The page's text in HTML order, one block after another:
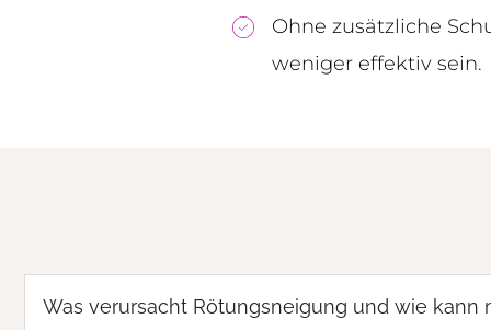
Ohne zusätzliche
weniger effektiv sein.
Was verursacht Rötungsneigung und wie kann